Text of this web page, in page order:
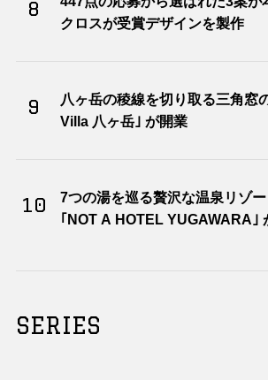
8
クロスが受賞デザインを製作
9
八ヶ岳の稜線を切り取る三角窓
Villa 八ヶ岳｣ が開業
10
7つの湯を巡る贅沢な温泉リゾ
｢NOT A HOTEL YUGAWARA｣
SERIES